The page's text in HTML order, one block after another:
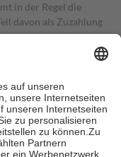
in der Regel die
davon als Zuzahlung
in Höhe von zehn
als die tatsächlichen
Online-Apotheken.
beträgt die
Euro je